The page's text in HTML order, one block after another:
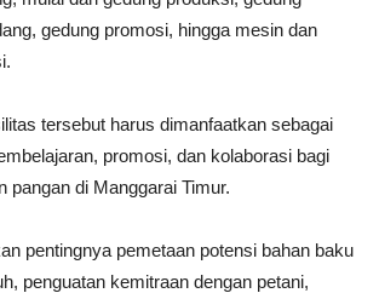
gedung promosi, hingga mesin dan
tersebut harus dimanfaatkan sebagai
promosi, dan kolaborasi bagi
pangan di Manggarai Timur.
pentingnya pemetaan potensi bahan baku
penguatan kemitraan dengan petani,